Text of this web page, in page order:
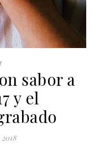
sabor a
y el